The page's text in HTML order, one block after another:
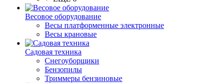
Весовое оборудование
Весы платформенные электронные
Весы крановые
Садовая техника
Снегоуборщики
Бензопилы
Триммеры бензиновые